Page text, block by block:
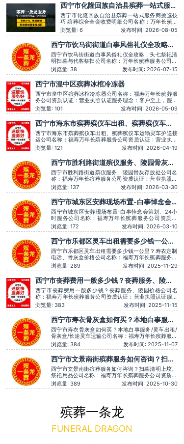
西宁市化隆回族自治县殡葬一站式服务
商挑选技巧 殡葬综合全套收费明细
西宁市化隆回族自治县殡葬一站式服务商挑选技
巧 殡葬综合全套收费明细公司名称：万年长殡葬
服务公司资质认证：营业执照认证服务理念：客
户至上，服务至上服务时间：全天在线主营服
务：殡葬服务-灵堂布置-丧葬一条龙-殡仪车出
租-白事服务-灵车接运-殡葬用品-长途跨省殡葬
用车-下葬安葬礼仪服务，殡仪一条龙服务服务特
色：墓地
浏览量: 6 发布时间: 2026-08-05
西宁市饮马街街道白事风俗礼仪全攻略，
头七祭祀清明扫墓与代客祭扫
西宁市饮马街街道白事风俗礼仪全攻略，头七祭祀清
明扫墓与代客祭扫公司名称：万年长殡葬服务公司资
质认证：营业执照认证服务理念：客户至上，服务至
上服务时间：全天在线主营服务：殡葬服务-灵堂布
置-丧葬一条龙-殡仪车出租-白事服务-灵车接运-殡葬
用品-长途跨省殡葬用车-下葬安葬礼仪服务，殡仪一
条龙服务服务特色：墓地销
浏览量: 38 发布时间: 2026-07-15
西宁市湟中区殡葬冰棺冷冻器
西宁市湟中区殡葬冰棺冷冻器公司名称：福寿万年长殡葬服
务公司资质认证：营业执照认证服务理念：客户至上，服务
至上服务时间：全天在线用户评价：丧事一条龙服务顺畅，
解答耐心细致。主营服务：殡葬服务、灵堂布置、丧葬一条
龙、殡仪车出租、白事服务、灵车接运、殡葬用品、长途跨
省殡葬用车、火化预约，下葬安葬礼仪服务，
浏览量: 101 发布时间: 2026-05-09
西宁市海东市殡葬殡仪车出租、殡葬殡仪车运
输灵车护送接运
西宁市海东市殡葬殡仪车出租、殡葬殡仪车运输灵车护送接
运公司名称：福寿万年长殡葬服务公司资质认证：营业执照
认证服务理念：客户至上，服务至上服务时间：全天在线用
户评价：丧事一条龙服务顺畅，解答耐心细致。主营服务：
殡葬服务、灵堂布置、丧葬一条龙、殡仪车出租、白事服
务、灵车接运、殡葬用品、长途跨省殡葬用车、
浏览量: 121 发布时间: 2026-04-19
西宁市胜利路街道殡仪服务、陵园骨灰存
放处
西宁市胜利路街道殡仪服务、陵园骨灰存放处公司名
称：福寿万年长殡葬服务公司资质认证：营业执照认
证服务理念：客户至上，服务至上服务时间：全天在
线用户评价：丧事一条龙服务顺畅，解答耐心细致。
主营服务：殡葬服务、灵堂布置、丧葬一条龙、殡仪
车出租、白事服务、灵车接运、殡葬用品、长途跨省
殡葬用车、火化预约，下葬
浏览量: 137 发布时间: 2026-03-30
西宁市城东区安葬现场布置-白事悼念会
策划、24小时服务
西宁市城东区安葬现场布置-白事悼念会策划、24小
时服务公司名称：福寿万年长殡葬服务公司资质认
证：营业执照认证服务理念：客户至上，服务至上服
务时间：全天在线用户评价：时间守约，从不拖沓误
事。主营服务：殡葬服务、灵堂布置、丧葬一条龙、
殡仪车出租、白事服务、灵车接运、殡葬用品、长途
跨省殡葬用车、火化预约，下葬
浏览量: 172 发布时间: 2026-03-10
西宁市乐都区灵车出租需要多少钱一公
里？寿衣定制电话、骨灰盒价格
西宁市乐都区灵车出租需要多少钱一公里？寿衣定制
电话、骨灰盒价格公司名称：福寿万年长殡葬服务公
司资质认证：营业执照认证服务理念：客户至上，服
务至上服务时间：全天在线用户评价：服务时言语温
和，安抚情绪很到位，专业可靠。主营服务：殡葬服
务、灵堂布置、丧葬一条龙、殡仪车出租、白事服
务、灵车接运、殡葬用品、长
浏览量: 289 发布时间: 2025-11-29
西宁市丧葬费用一般多少钱？丧葬服务、陵园
价格
西宁市丧葬费用一般多少钱？丧葬服务、陵园价格公司名
称：福寿万年长殡葬服务公司资质认证：营业执照认证服务
理念：客户至上，服务至上服务时间：全天在线用户评价：
价格透明，没有隐形消费。主营服务：殡葬服务、灵堂布
置、丧葬一条龙、殡仪车出租、白事服务、灵车接运、殡葬
用品、长途跨省殡葬用车、火化预约，下葬安葬礼
浏览量: 383 发布时间: 2025-11-15
西宁市寿衣骨灰盒如何买？本地白事服务/
灵车出租/骨灰盒/长途灵车运输
西宁市寿衣骨灰盒如何买？本地白事服务/灵车出租/
骨灰盒/长途灵车运输公司名称：福寿万年长殡葬服务
公司资质认证：营业执照认证服务理念：客户至上，
服务至上服务时间：全天在线用户评价：服务有认真
倾听家属需求，个性化服务很到位。主营服务：殡葬
服务、灵堂布置、丧葬一条龙、殡仪车出租、白事服
务、灵车接运、殡葬用品、
浏览量: 384 发布时间: 2025-11-07
西宁市文景南街殡葬服务如何咨询？扫墓
清明上坟、祭祀用品
西宁市文景南街殡葬服务如何咨询？扫墓清明上坟、
祭祀用品公司名称：福寿万年长殡葬服务公司资质认
证：营业执照认证服务理念：客户至上，服务至上用
户评价：灵堂布置庄严，音乐选择也很贴切。主营服
用车、火化预约，下葬安葬礼
浏览量: 389 发布时间: 2025-10-30
殡葬一条龙
FUNERAL DRAGON